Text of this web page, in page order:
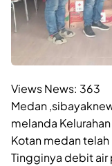
Views News: 363
Medan
melanda
Kotan medan
Tingginya debit air